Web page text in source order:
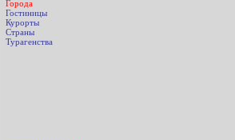
Города
Гостиницы
Курорты
Страны
Турагенства